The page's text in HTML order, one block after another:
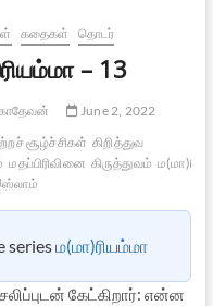
கதைகள் தொடர்
– 13
June 2, 2022
சூழ்ச்சிகள் கிறித்துவ
மதப்பிரிவினை கிருத்துவம்
seriesம(மா)ரியம்மா
கேட்கிறார்: என்ன